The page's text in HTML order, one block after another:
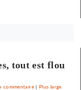
tout est flou
commentaireon
| Plus large